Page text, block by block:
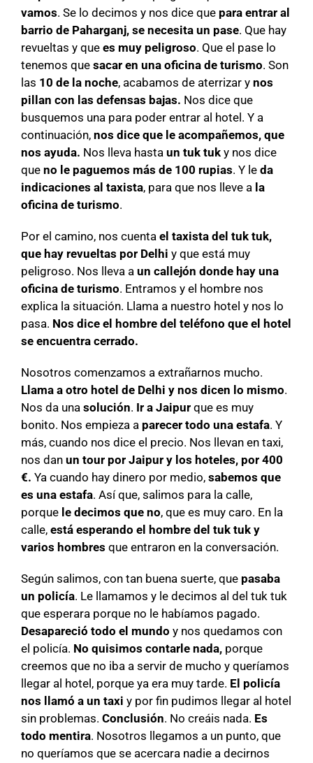
vamos. Se lo decimos y nos dice que para entrar al
barrio de Paharganj, se necesita un pase. Que hay
revueltas y que es muy peligroso. Que el pase lo
tenemos que sacar en una oficina de turismo. Son
las 10 de la noche, acabamos de aterrizar y nos
pillan con las defensas bajas. Nos dice que
busquemos una para poder entrar al hotel. Y a
continuación, nos dice que le acompañemos, que
nos ayuda. Nos lleva hasta un tuk tuk y nos dice
que no le paguemos más de 100 rupias. Y le da
indicaciones al taxista, para que nos lleve a la
oficina de turismo.
Por el camino, nos cuenta el taxista del tuk tuk,
que hay revueltas por Delhi y que está muy
peligroso. Nos lleva a un callejón donde hay una
oficina de turismo. Entramos y el hombre nos
explica la situación. Llama a nuestro hotel y nos lo
pasa. Nos dice el hombre del teléfono que el hotel
se encuentra cerrado.
Nosotros comenzamos a extrañarnos mucho.
Llama a otro hotel de Delhi y nos dicen lo mismo.
Nos da una solución. Ir a Jaipur que es muy
bonito. Nos empieza a parecer todo una estafa. Y
más, cuando nos dice el precio. Nos llevan en taxi,
nos dan un tour por Jaipur y los hoteles, por 400
€. Ya cuando hay dinero por medio, sabemos que
es una estafa. Así que, salimos para la calle,
porque le decimos que no, que es muy caro. En la
calle, está esperando el hombre del tuk tuk y
varios hombres que entraron en la conversación.
Según salimos, con tan buena suerte, que pasaba
un policía. Le llamamos y le decimos al del tuk tuk
que esperara porque no le habíamos pagado.
Desapareció todo el mundo y nos quedamos con
el policía. No quisimos contarle nada, porque
creemos que no iba a servir de mucho y queríamos
llegar al hotel, porque ya era muy tarde. El policía
nos llamó a un taxi y por fin pudimos llegar al hotel
sin problemas. Conclusión. No creáis nada. Es
todo mentira. Nosotros llegamos a un punto, que
no queríamos que se acercara nadie a decirnos